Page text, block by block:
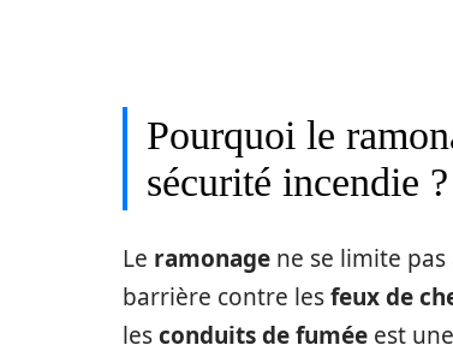
Pourquoi le
sécurité incendie ?
Le ramonage ne se limite
barrière contre lesfeux de
lesconduits de fumée est